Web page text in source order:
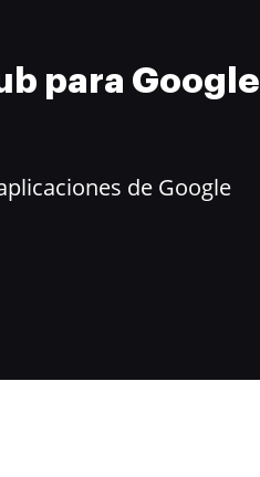
para Google
de Google